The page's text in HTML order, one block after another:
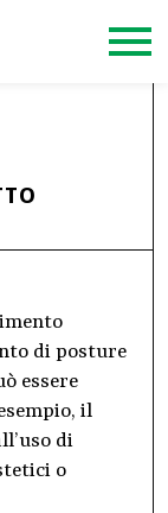
di posture
essere
il
di
o